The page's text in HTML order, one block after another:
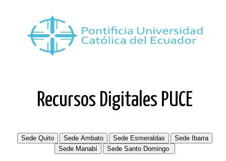
Recursos Digitales PUCE